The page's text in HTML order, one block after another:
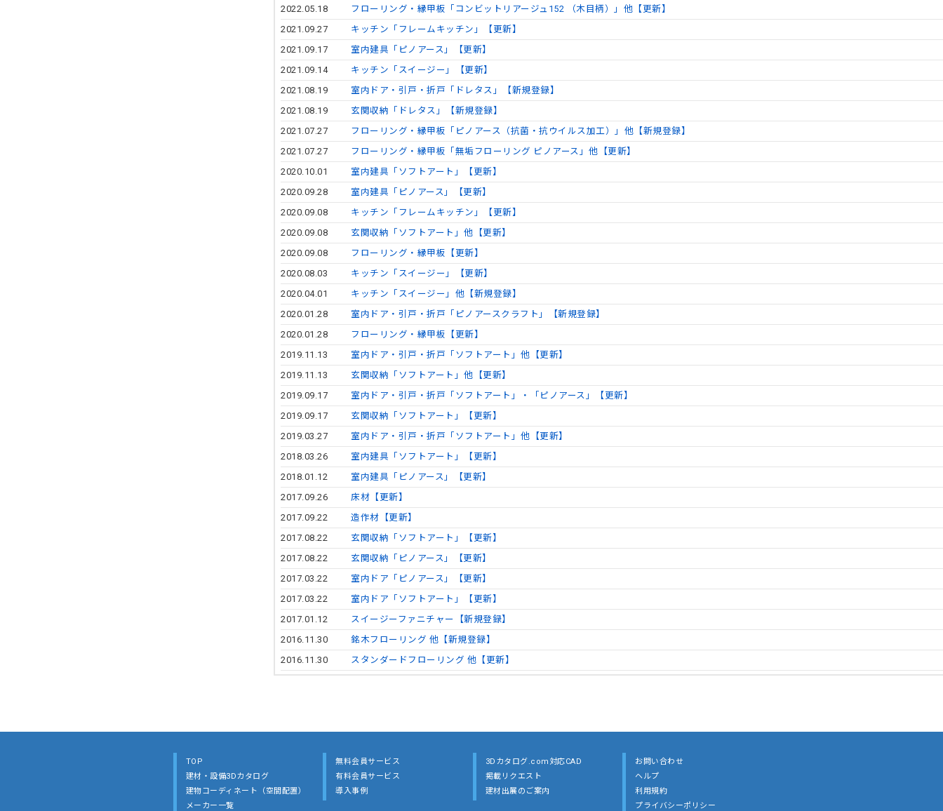
2022.05.18
フローリング・縁甲板「コンビットリアージュ152 （木目柄）」他【更新】
2021.09.27
キッチン「フレームキッチン」【更新】
2021.09.17
室内建具「ピノアース」【更新】
2021.09.14
キッチン「スイージー」【更新】
2021.08.19
室内ドア・引戸・折戸「ドレタス」【新規登録】
2021.08.19
玄関収納「ドレタス」【新規登録】
2021.07.27
フローリング・縁甲板「ピノアース（抗菌・抗ウイルス加工）」他【新規登録】
2021.07.27
フローリング・縁甲板「無垢フローリング ピノアース」他【更新】
2020.10.01
室内建具「ソフトアート」【更新】
2020.09.28
室内建具「ピノアース」【更新】
2020.09.08
キッチン「フレームキッチン」【更新】
2020.09.08
玄関収納「ソフトアート」他【更新】
2020.09.08
フローリング・縁甲板【更新】
2020.08.03
キッチン「スイージー」【更新】
2020.04.01
キッチン「スイージー」他【新規登録】
2020.01.28
室内ドア・引戸・折戸「ピノアースクラフト」【新規登録】
2020.01.28
フローリング・縁甲板【更新】
2019.11.13
室内ドア・引戸・折戸「ソフトアート」他【更新】
2019.11.13
玄関収納「ソフトアート」他【更新】
2019.09.17
室内ドア・引戸・折戸「ソフトアート」・「ピノアース」【更新】
2019.09.17
玄関収納「ソフトアート」【更新】
2019.03.27
室内ドア・引戸・折戸「ソフトアート」他【更新】
2018.03.26
室内建具「ソフトアート」【更新】
2018.01.12
室内建具「ピノアース」【更新】
2017.09.26
床材【更新】
2017.09.22
造作材【更新】
2017.08.22
玄関収納「ソフトアート」【更新】
2017.08.22
玄関収納「ピノアース」【更新】
2017.03.22
室内ドア「ピノアース」【更新】
2017.03.22
室内ドア「ソフトアート」【更新】
2017.01.12
スイージーファニチャー【新規登録】
2016.11.30
銘木フローリング 他【新規登録】
2016.11.30
スタンダードフローリング 他【更新】
TOP
建材・設備3Dカタログ
建物コーディネート（空間配置）
メーカー一覧
無料会員サービス
有料会員サービス
導入事例
3Dカタログ.com対応CAD
掲載リクエスト
建材出展のご案内
お問い合わせ
ヘルプ
利用規約
プライバシーポリシー